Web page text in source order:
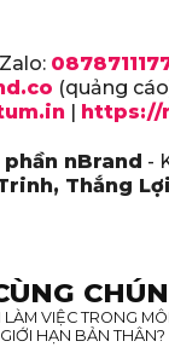
(quảng
| https://
nBrand -
Thắng
VIỆC TRONG
HẠN BẢN THÂN?